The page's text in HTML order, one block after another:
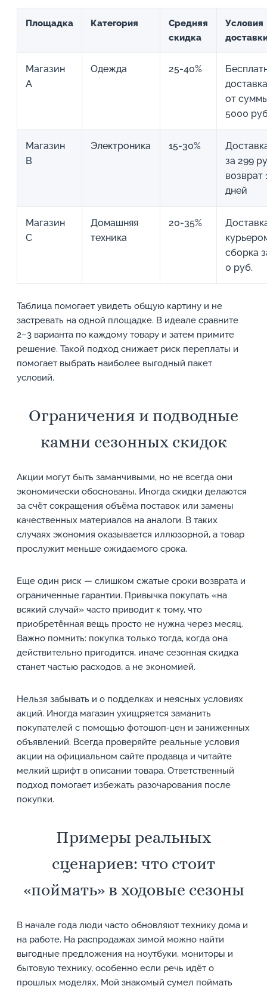
Площадка Категория
Средняя
скидка
Условия
Магазин
A
Одежда 25-40%
от
5000
Магазин
B
Электроника 15-30%
за 299
возврат
дней
Магазин
C
Домашняя
техника
20-35%
сборка
0 руб.
Таблица помогает увидеть общую картину и не
застревать на одной площадке. В идеале сравните
2–3 варианта по каждому товару и затем примите
решение. Такой подход снижает риск переплаты и
помогает выбрать наиболее выгодный пакет
условий.
Ограничения и подводные
камни сезонных скидок
Акции могут быть заманчивыми, но не всегда они
экономически обоснованы. Иногда скидки делаются
за счёт сокращения объёма поставок или замены
качественных материалов на аналоги. В таких
случаях экономия оказывается иллюзорной, а товар
прослужит меньше ожидаемого срока.
Еще один риск — слишком сжатые сроки возврата и
ограниченные гарантии. Привычка покупать «на
всякий случай» часто приводит к тому, что
приобретённая вещь просто не нужна через месяц.
Важно помнить: покупка только тогда, когда она
действительно пригодится, иначе сезонная скидка
станет частью расходов, а не экономией.
Нельзя забывать и о подделках и неясных условиях
акций. Иногда магазин ухищряется заманить
покупателей с помощью фотошоп‑цен и заниженных
объявлений. Всегда проверяйте реальные условия
акции на официальном сайте продавца и читайте
мелкий шрифт в описании товара. Ответственный
подход помогает избежать разочарования после
покупки.
Примеры реальных
сценариев: что стоит
«поймать» в ходовые сезоны
В начале года люди часто обновляют технику дома и
на работе. На распродажах зимой можно найти
выгодные предложения на ноутбуки, мониторы и
бытовую технику, особенно если речь идёт о
прошлых моделях. Мой знакомый сумел поймать